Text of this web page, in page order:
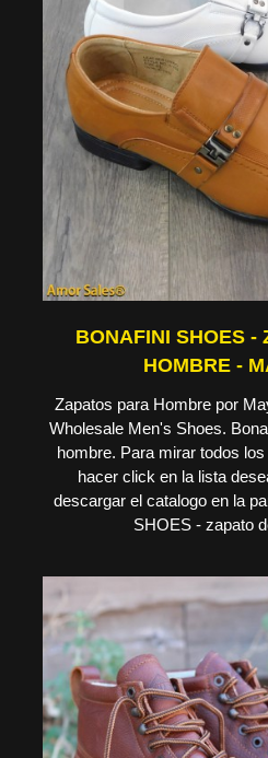
BONAFINI SHOES -
HOMBRE -
Zapatos para Hombre por
Wholesale Men's Shoes.
hombre. Para mirar todos
hacer click en la lista
descargar el catalogo en la
SHOES - zapato